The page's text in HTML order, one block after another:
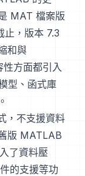
MAT 檔案版
，版本 7.3
和與
方面都引入
型、函式庫
，不支援資料
版 MATLAB
了資料壓
的支援等功